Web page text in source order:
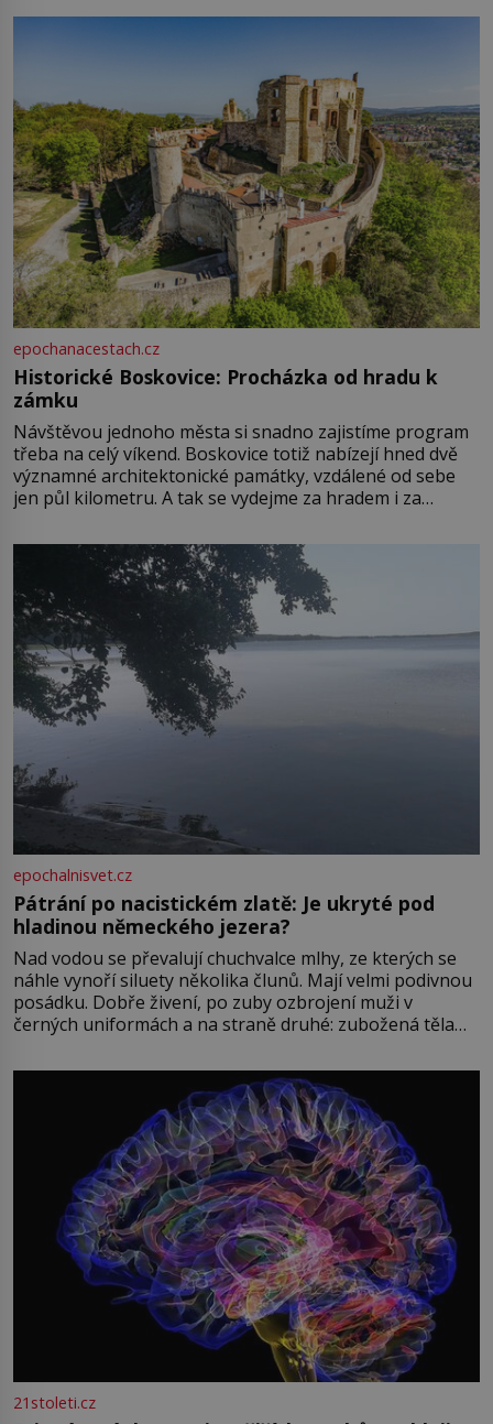
epochanacestach.cz
Historické Boskovice: Procházka od hradu k
zámku
Návštěvou jednoho města si snadno zajistíme program
třeba na celý víkend. Boskovice totiž nabízejí hned dvě
významné architektonické památky, vzdálené od sebe
jen půl kilometru. A tak se vydejme za hradem i za
Boskovice na okraji Drahanské vrchoviny vznikla někdy
ve13. století, a už v roce 1313 kronikáři zaznamenali
epochalnisvet.cz
Pátrání po nacistickém zlatě: Je ukryté pod
hladinou německého jezera?
Nad vodou se převalují chuchvalce mlhy, ze kterých se
náhle vynoří siluety několika člunů. Mají velmi podivnou
posádku. Dobře živení, po zuby ozbrojení muži v
černých uniformách a na straně druhé: zubožená těla
přízračná scéna znamená? Je jaro roku 1945, druhá
světová válka se chýlí ke konci. Jezero Stolpsee
21stoleti.cz